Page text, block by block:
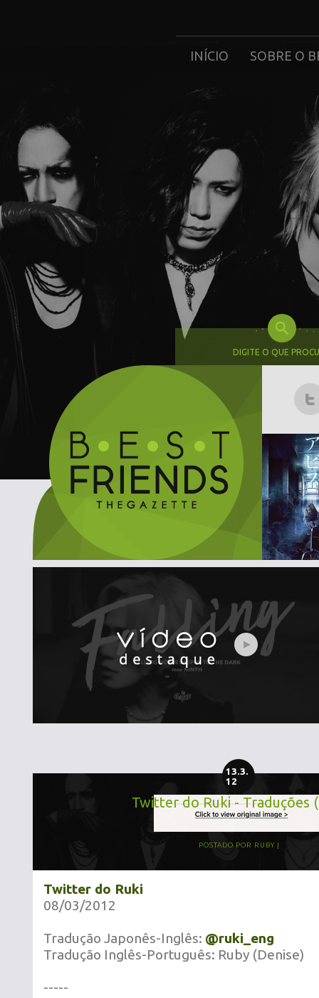
INÍCIO SOBRE O
DIGITE O QUE
13.3.
12
Twitter do Ruki - Traduções
POSTADO POR RUBY
Twitter do Ruki
08/03/2012
Tradução Japonês-Inglês: @ruki_eng
Tradução Inglês-Português: Ruby (Denise)
-----